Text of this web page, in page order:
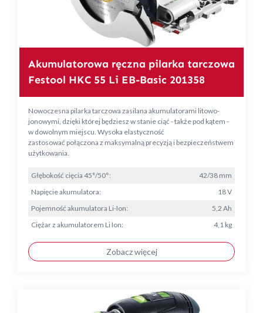
Akumulatorowa ręczna pilarka tarczowa
Festool HKC 55 Li EB-Basic 201358
Nowoczesna pilarka tarczowa zasilana akumulatorami litowo-
jonowymi, dzięki której będziesz w stanie ciąć - także pod kątem -
w dowolnym miejscu. Wysoka elastyczność
zastosować połączona z maksymalną precyzją i bezpieczeństwem
użytkowania.
Głębokość cięcia 45°/50°:
42/38 mm
Napięcie akumulatora:
18 V
Pojemność akumulatora Li-Ion:
5,2 Ah
Ciężar z akumulatorem Li Ion:
4,1 kg
Zobacz więcej